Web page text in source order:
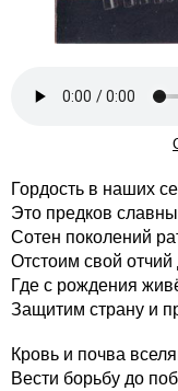
Гордость в наших
Это предков
Сотен поколений
Отстоим свой
Где с рождения
Защитим страну и
Кровь и почва
Вести борьбу до